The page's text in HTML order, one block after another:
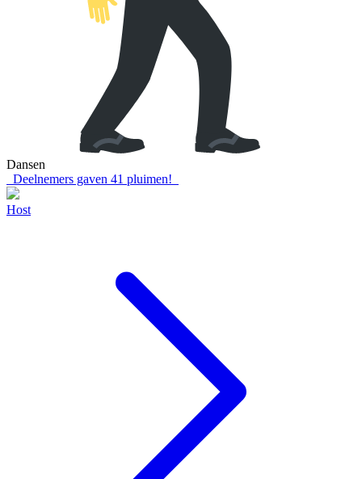
Dansen
Deelnemers gaven 41 pluimen!
Host